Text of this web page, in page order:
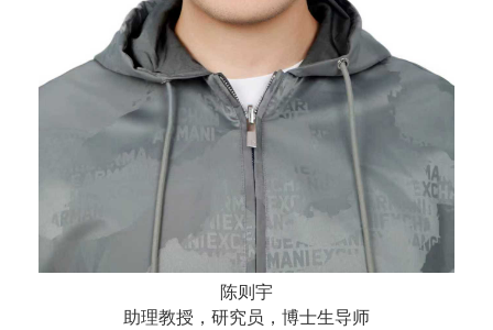
陈则宇
助理教授，研究员，博士生导师